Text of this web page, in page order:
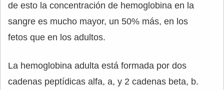
de esto la concentración de hemoglobina en la
sangre es mucho mayor, un 50% más, en los
fetos que en los adultos.
La hemoglobina adulta está formada por dos
cadenas peptídicas alfa, a, y 2 cadenas beta, b.